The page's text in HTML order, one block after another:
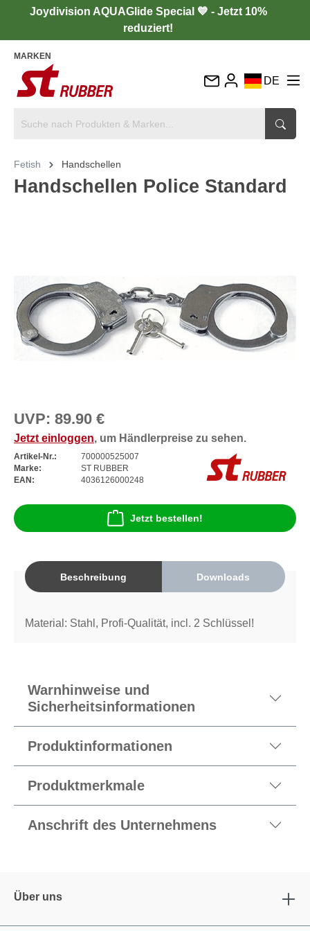
Joydivision AQUAGlide Special 💙 - Jetzt 10%
reduziert!
MARKEN
DE
IT
Fetish Handschellen
Handschellen Police Standard
UVP: 89.90 €
Jetzt einloggen, um Händlerpreise zu sehen.
Artikel-Nr.:
700000525007
Marke:
ST RUBBER
EAN:
4036126000248
Jetzt bestellen!
Beschreibung Downloads
Material: Stahl, Profi-Qualität, incl. 2 Schlüssel!
Warnhinweise und
Sicherheitsinformationen
Produktinformationen
Produktmerkmale
Anschrift des Unternehmens
Über uns